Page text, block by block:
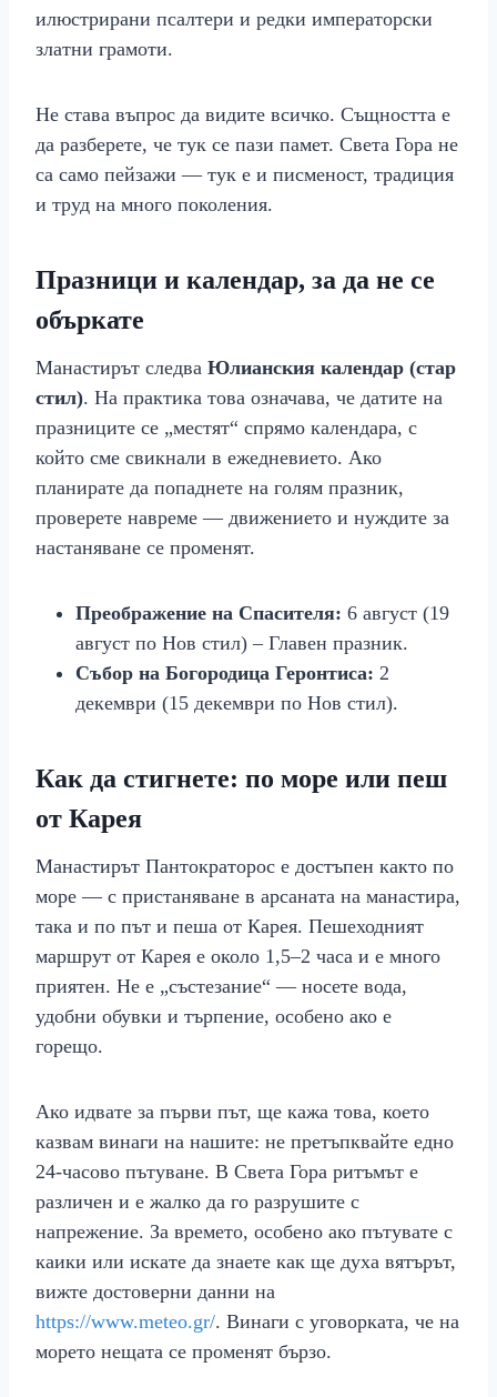
илюстрирани псалтери и редки императорски
златни грамоти.
Не става въпрос да видите всичко. Същността е
да разберете, че тук се пази памет. Света Гора не
са само пейзажи — тук е и писменост, традиция
и труд на много поколения.
Празници и календар, за да не се
объркате
Манастирът следва Юлианския календар (стар
стил). На практика това означава, че датите на
празниците се „местят“ спрямо календара, с
който сме свикнали в ежедневието. Ако
планирате да попаднете на голям празник,
проверете навреме — движението и нуждите за
настаняване се променят.
Преображение на Спасителя: 6 август (19
август по Нов стил) – Главен празник.
Събор на Богородица Геронтиса: 2
декември (15 декември по Нов стил).
Как да стигнете: по море или пеш
от Карея
Манастирът Пантократорос е достъпен както по
море — с пристаняване в арсаната на манастира,
така и по път и пеша от Карея. Пешеходният
маршрут от Карея е около 1,5–2 часа и е много
приятен. Не е „състезание“ — носете вода,
удобни обувки и търпение, особено ако е
горещо.
Ако идвате за първи път, ще кажа това, което
казвам винаги на нашите: не претъпквайте едно
24‑часово пътуване. В Света Гора ритъмът е
различен и е жалко да го разрушите с
напрежение. За времето, особено ако пътувате с
каики или искате да знаете как ще духа вятърът,
вижте достоверни данни на
https://www.meteo.gr/. Винаги с уговорката, че на
морето нещата се променят бързо.